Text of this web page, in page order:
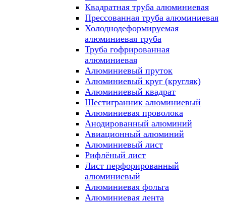
Квадратная труба алюминиевая
Прессованная труба алюминиевая
Холоднодеформируемая
алюминиевая труба
Труба гофрированная
алюминиевая
Алюминиевый пруток
Алюминиевый круг (кругляк)
Алюминиевый квадрат
Шестигранник алюминиевый
Алюминиевая проволока
Анодированный алюминий
Авиационный алюминий
Алюминиевый лист
Рифлёный лист
Лист перфорированный
алюминиевый
Алюминиевая фольга
Алюминиевая лента